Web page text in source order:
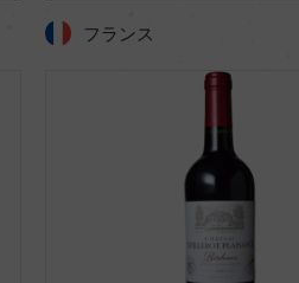
フランス